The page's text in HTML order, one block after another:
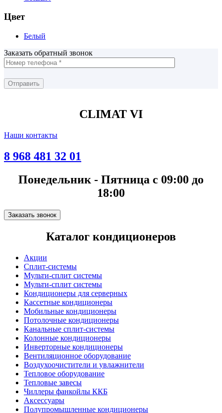
Цвет
Белый
Заказать обратный звонок
CLIMAT VI
Наши контакты
8 968 481 32 01
Понедельник - Пятница с 09:00 до
18:00
Заказать звонок
Каталог кондиционеров
Акции
Сплит-системы
Мульти-сплит системы
Мульти-сплит системы
Кондиционеры для серверных
Кассетные кондиционеры
Мобильные кондиционеры
Потолочные кондиционеры
Канальные сплит-системы
Колонные кондиционеры
Инверторные кондиционеры
Вентиляционное оборудование
Воздухоочистители и увлажнители
Тепловое оборудование
Тепловые завесы
Чиллеры фанкойлы ККБ
Аксессуары
Полупромышленные кондиционеры